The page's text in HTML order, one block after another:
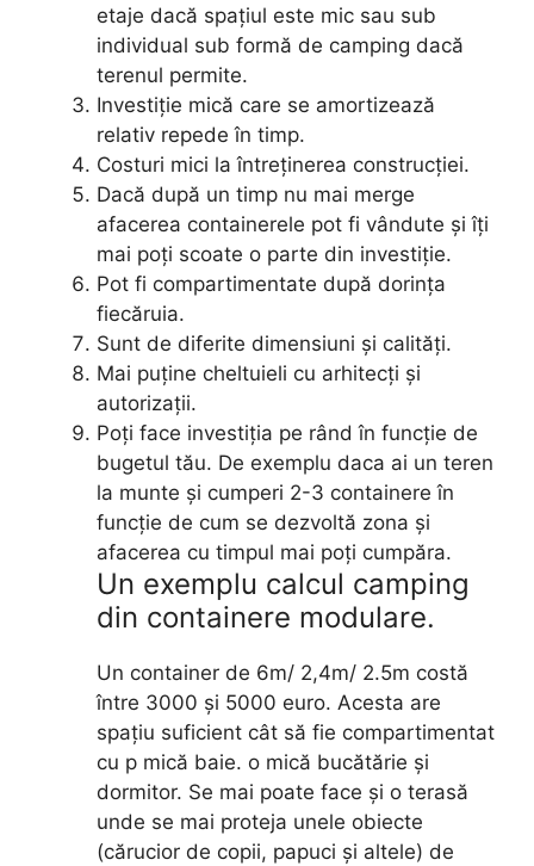
etaje dacă spațiul este mic sau sub
individual sub formă de camping dacă
terenul permite.
Investiție mică care se amortizează
relativ repede în timp.
Costuri mici la întreținerea construcției.
Dacă după un timp nu mai merge
afacerea containerele pot fi vândute și îți
mai poți scoate o parte din investiție.
Pot fi compartimentate după dorința
fiecăruia.
Sunt de diferite dimensiuni și calități.
Mai puține cheltuieli cu arhitecți și
autorizații.
Poți face investiția pe rând în funcție de
bugetul tău. De exemplu daca ai un teren
la munte și cumperi 2-3 containere în
funcție de cum se dezvoltă zona și
afacerea cu timpul mai poți cumpăra.
Un exemplu calcul camping
din containere modulare.
Un container de 6m/ 2,4m/ 2.5m costă
între 3000 și 5000 euro. Acesta are
spațiu suficient cât să fie compartimentat
cu p mică baie. o mică bucătărie și
dormitor. Se mai poate face și o terasă
unde se mai proteja unele obiecte
(cărucior de copii, papuci și altele) de